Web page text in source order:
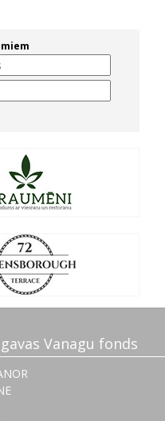
Vanagu fonds